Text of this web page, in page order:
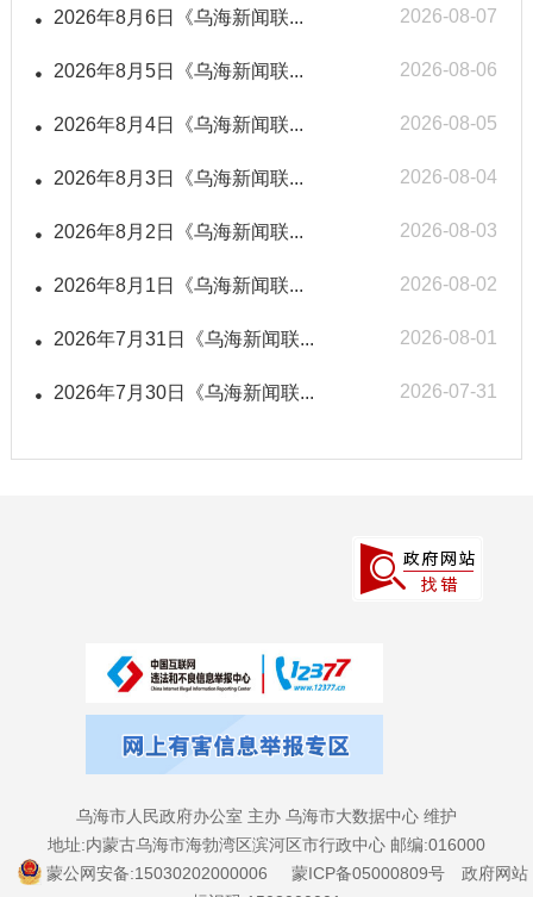
2026年8月6日《乌海新闻联... 2026-08-07
2026年8月5日《乌海新闻联... 2026-08-06
2026年8月4日《乌海新闻联... 2026-08-05
2026年8月3日《乌海新闻联... 2026-08-04
2026年8月2日《乌海新闻联... 2026-08-03
2026年8月1日《乌海新闻联... 2026-08-02
2026年7月31日《乌海新闻联... 2026-08-01
2026年7月30日《乌海新闻联... 2026-07-31
乌海市人民政府办公室 主办 乌海市大数据中心 维护
地址:内蒙古乌海市海勃湾区滨河区市行政中心 邮编:016000
蒙公网安备:15030202000006
蒙ICP备05000809号
政府网站